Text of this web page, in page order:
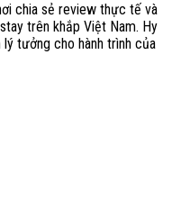
chia sẻ review thực tế và
trên khắp Việt Nam. Hy
tưởng cho hành trình của